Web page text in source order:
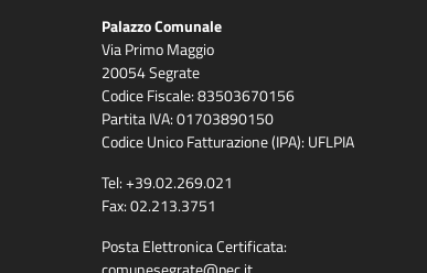
Palazzo Comunale
Via Primo Maggio
20054 Segrate
Codice Fiscale: 83503670156
Partita IVA: 01703890150
Codice Unico Fatturazione (IPA): UFLPIA
Tel: +39.02.269.021
Fax: 02.213.3751
Posta Elettronica Certificata: